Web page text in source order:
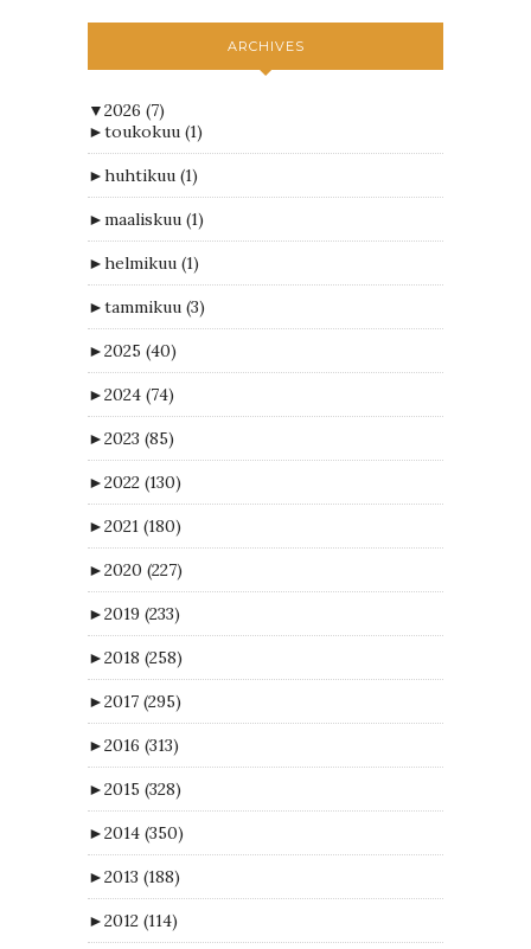
ARCHIVES
▼2026 (7)
►toukokuu (1)
►huhtikuu (1)
►maaliskuu (1)
►helmikuu (1)
►tammikuu (3)
►2025 (40)
►2024 (74)
►2023 (85)
►2022 (130)
►2021 (180)
►2020 (227)
►2019 (233)
►2018 (258)
►2017 (295)
►2016 (313)
►2015 (328)
►2014 (350)
►2013 (188)
►2012 (114)